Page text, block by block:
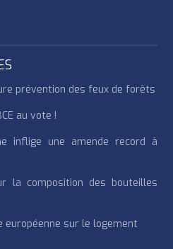
prévention des feux de forêts
au vote !
inflige une amende record à
la composition des bouteilles
européenne sur le logement